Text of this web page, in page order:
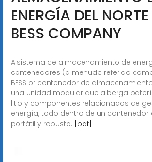
ENERGÍA DEL
BESS COMPANY
A sistema de almacenamiento de
contenedores (a menudo referido
BESS or contenedor de
una unidad modular que alberga
litio y componentes relacionados de
energía, todo dentro de un contenedor
portátil y robusto. [pdf]